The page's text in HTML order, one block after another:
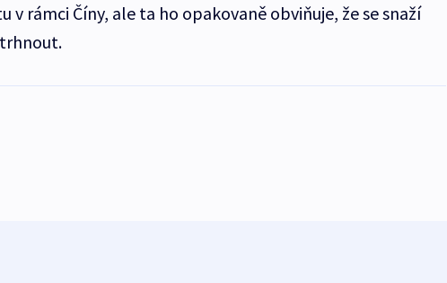
v rámci Číny, ale ta ho opakovaně obviňuje, že se snaží